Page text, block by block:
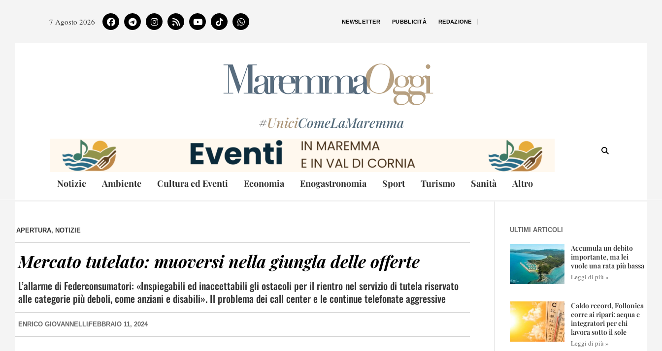
7 Agosto 2026 NEWSLETTER PUBBLICITÀ REDAZIONE
#UniciComeLaMaremma
Notizie Ambiente Cultura ed Eventi Economia Enogastronomia Sport Turismo Sanità Altro
APERTURA, NOTIZIE
Mercato tutelato: muoversi nella giungla delle offerte
L’allarme di Federconsumatori: «Inspiegabili ed inaccettabili gli ostacoli per il rientro nel servizio di tutela riservato
alle categorie più deboli, come anziani e disabili». Il problema dei call center e le continue telefonate aggressive
ENRICO GIOVANNELLI FEBBRAIO 11, 2024
ULTIMI ARTICOLI
Accumula un debito
importante, ma lei
vuole una rata più bassa
Leggi di più »
Caldo record, Follonica
corre ai ripari: acqua e
integratori per chi
lavora sotto il sole
Leggi di più »